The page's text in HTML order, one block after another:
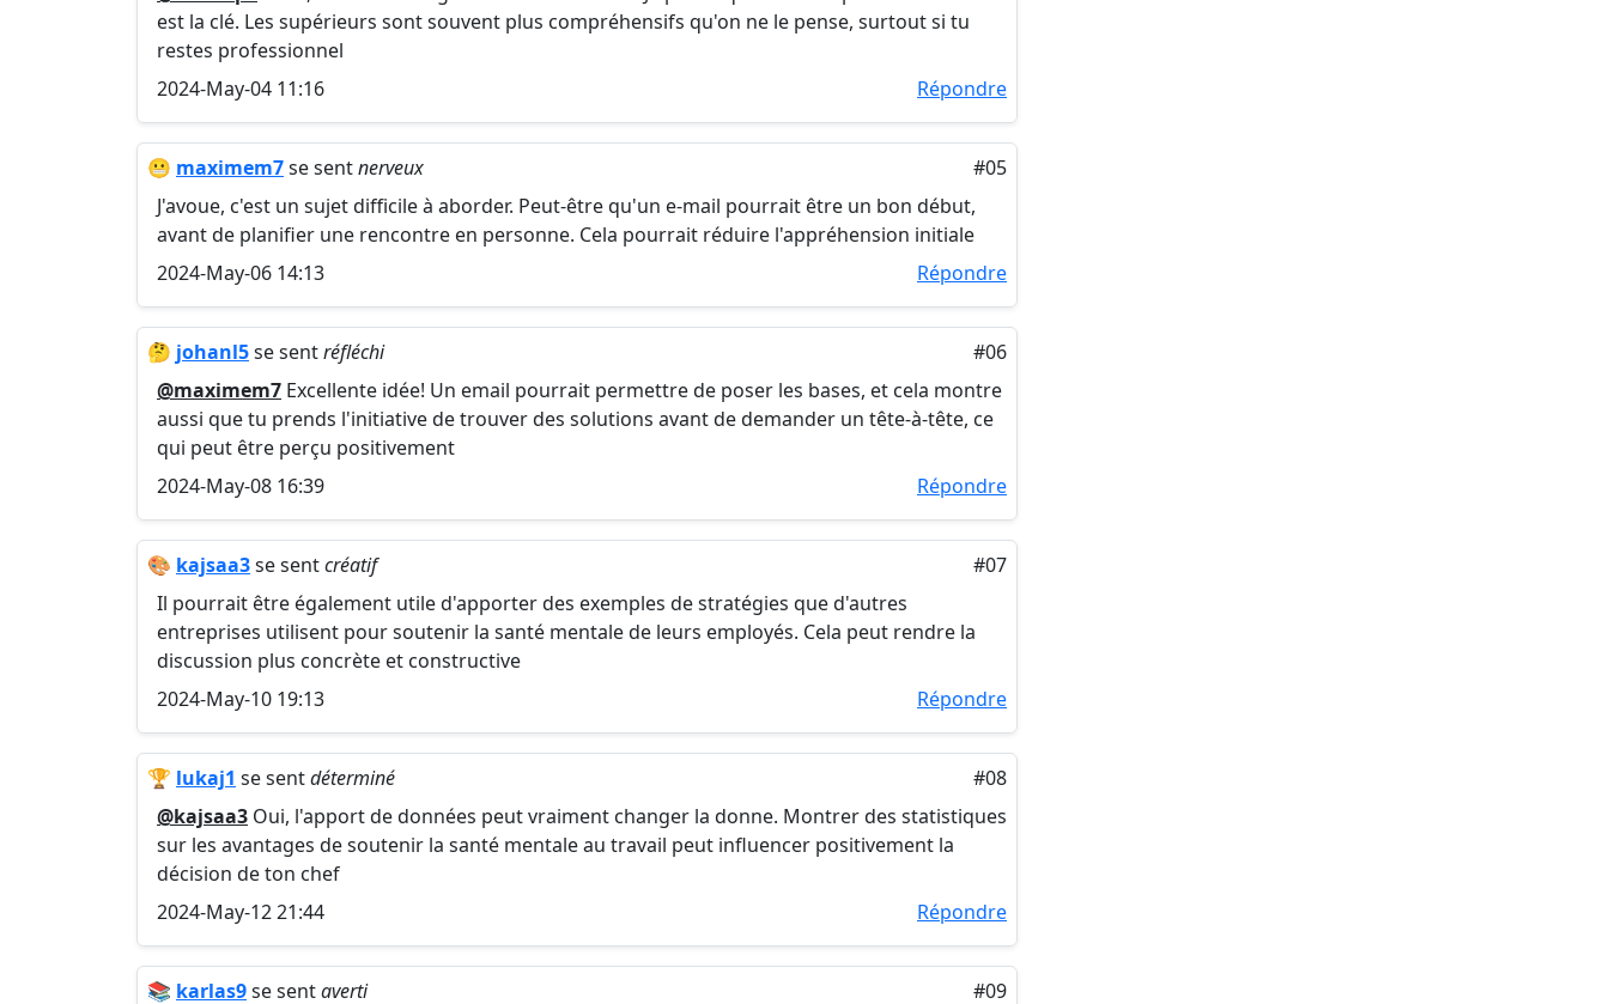
est la clé. Les supérieurs sont souvent plus compréhensifs qu'on ne le pense, surtout si tu
restes professionnel
2024-May-04 11:16
Répondre
😬 maximem7se sentnerveux
#05
J'avoue, c'est un sujet difficile à aborder. Peut-être qu'un e-mail pourrait être un bon début,
avant de planifier une rencontre en personne. Cela pourrait réduire l'appréhension initiale
2024-May-06 14:13
Répondre
🤔 johanl5se sentréfléchi
#06
@maximem7 Excellente idée! Un email pourrait permettre de poser les bases, et cela montre
aussi que tu prends l'initiative de trouver des solutions avant de demander un tête-à-tête, ce
qui peut être perçu positivement
2024-May-08 16:39
Répondre
🎨 kajsaa3se sentcréatif
#07
Il pourrait être également utile d'apporter des exemples de stratégies que d'autres
entreprises utilisent pour soutenir la santé mentale de leurs employés. Cela peut rendre la
discussion plus concrète et constructive
2024-May-10 19:13
Répondre
🏆 lukaj1 se sentdéterminé
#08
@kajsaa3 Oui, l'apport de données peut vraiment changer la donne. Montrer des statistiques
sur les avantages de soutenir la santé mentale au travail peut influencer positivement la
décision de ton chef
2024-May-12 21:44
Répondre
📚 karlas9se sentaverti #09